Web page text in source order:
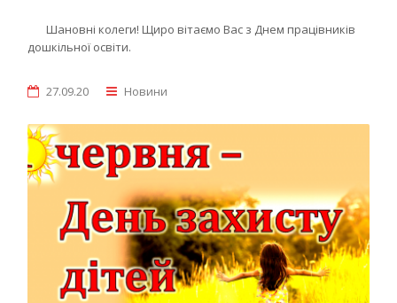
Шановні колеги! Щиро вітаємо Вас з Днем працівників
дошкільної освіти.
27.09.20 Новини